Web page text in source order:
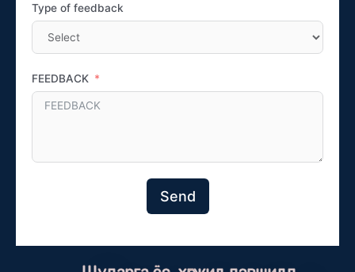
Type of feedback
FEEDBACK
Send